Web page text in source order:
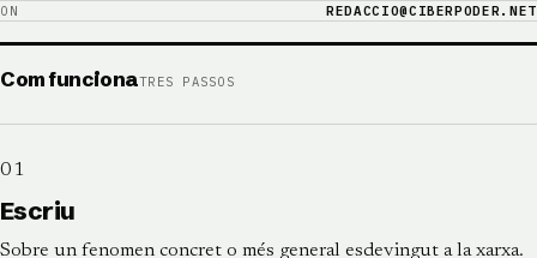
ON
REDACCIO@CIBERPODER.NET
Com funcionaTRES PASSOS
01
Escriu
Sobre un fenomen concret o més general esdevingut a la xarxa.